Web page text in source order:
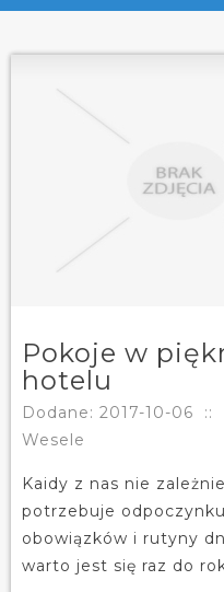
Pokoje w
hotelu
Dodane: 2017-10-06 ::
Wesele
Kaidy z nas nie
potrzebuje
obowiązków i rutyny
warto jest się raz do